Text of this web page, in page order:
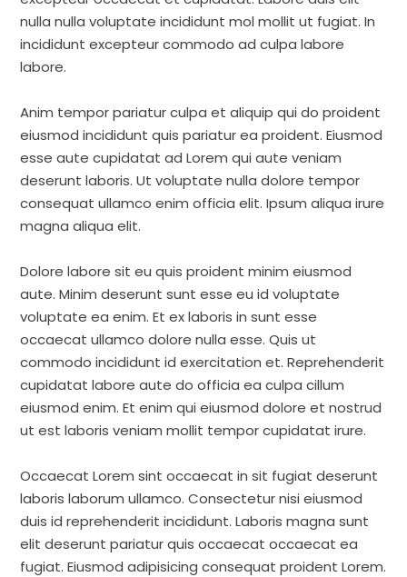
nulla nulla voluptate incididunt mol mollit ut fugiat. In
incididunt excepteur commodo ad culpa labore
labore.
Anim tempor pariatur culpa et aliquip qui do proident
eiusmod incididunt quis pariatur ea proident. Eiusmod
esse aute cupidatat ad Lorem qui aute veniam
deserunt laboris. Ut voluptate nulla dolore tempor
consequat ullamco enim officia elit. Ipsum aliqua irure
magna aliqua elit.
Dolore labore sit eu quis proident minim eiusmod
aute. Minim deserunt sunt esse eu id voluptate
voluptate ea enim. Et ex laboris in sunt esse
occaecat ullamco dolore nulla esse. Quis ut
commodo incididunt id exercitation et. Reprehenderit
cupidatat labore aute do officia ea culpa cillum
eiusmod enim. Et enim qui eiusmod dolore et nostrud
ut est laboris veniam mollit tempor cupidatat irure.
Occaecat Lorem sint occaecat in sit fugiat deserunt
laboris laborum ullamco. Consectetur nisi eiusmod
duis id reprehenderit incididunt. Laboris magna sunt
elit deserunt pariatur quis occaecat occaecat ea
fugiat. Eiusmod adipisicing consequat proident Lorem.